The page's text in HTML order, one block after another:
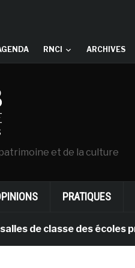
RNCI ARCHIVES
et de la culture
PRATIQUES
classe des écoles